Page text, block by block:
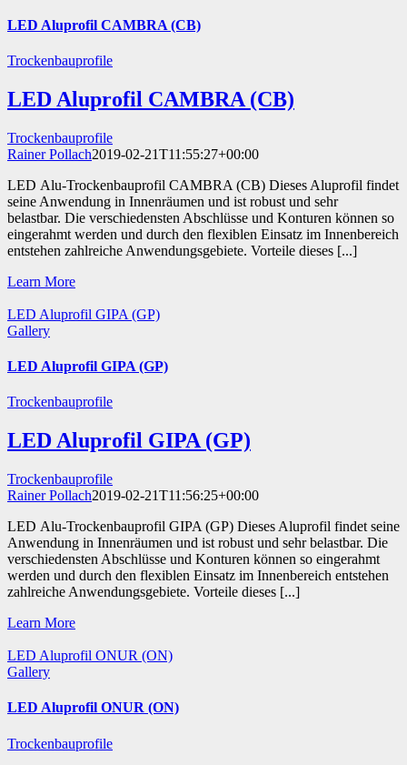
LED Aluprofil CAMBRA (CB)
Trockenbauprofile
LED Aluprofil CAMBRA (CB)
Trockenbauprofile
Rainer Pollach2019-02-21T11:55:27+00:00
LED Alu-Trockenbauprofil CAMBRA (CB) Dieses Aluprofil findet
seine Anwendung in Innenräumen und ist robust und sehr
belastbar. Die verschiedensten Abschlüsse und Konturen können so
eingerahmt werden und durch den flexiblen Einsatz im Innenbereich
entstehen zahlreiche Anwendungsgebiete. Vorteile dieses [...]
Learn More
LED Aluprofil GIPA (GP)
Gallery
LED Aluprofil GIPA (GP)
Trockenbauprofile
LED Aluprofil GIPA (GP)
Trockenbauprofile
Rainer Pollach2019-02-21T11:56:25+00:00
LED Alu-Trockenbauprofil GIPA (GP) Dieses Aluprofil findet seine
Anwendung in Innenräumen und ist robust und sehr belastbar. Die
verschiedensten Abschlüsse und Konturen können so eingerahmt
werden und durch den flexiblen Einsatz im Innenbereich entstehen
zahlreiche Anwendungsgebiete. Vorteile dieses [...]
Learn More
LED Aluprofil ONUR (ON)
Gallery
LED Aluprofil ONUR (ON)
Trockenbauprofile